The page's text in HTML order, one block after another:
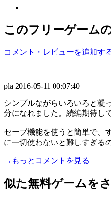
このフリーゲーム
コメント・レビューを追加す
pla 2016-05-11 00:07:40
シンプルながらいろいろと凝
分になれました。続編期待し
セーブ機能を使うと簡単で、
に一切使わないと難しすぎる
→もっとコメントを見る
似た無料ゲームを